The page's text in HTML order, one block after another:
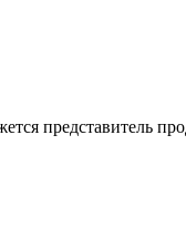
представитель